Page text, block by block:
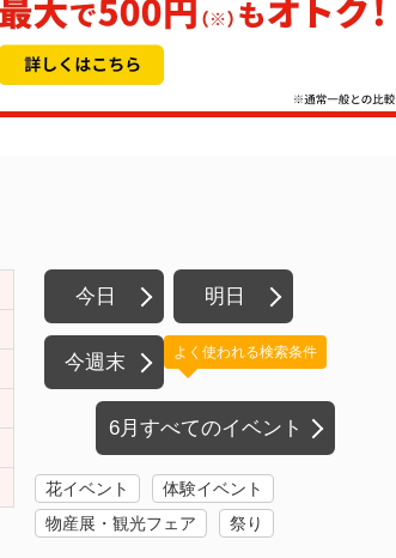
今日 明日
今週末
6月すべてのイベント
よく使われる検索条件
花イベント
体験イベント
物産展・観光フェア
祭り